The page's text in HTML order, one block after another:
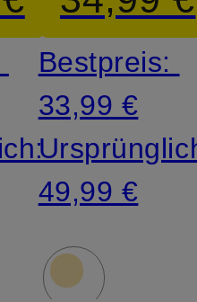
Bestpreis:
33,99 €
49,99 €